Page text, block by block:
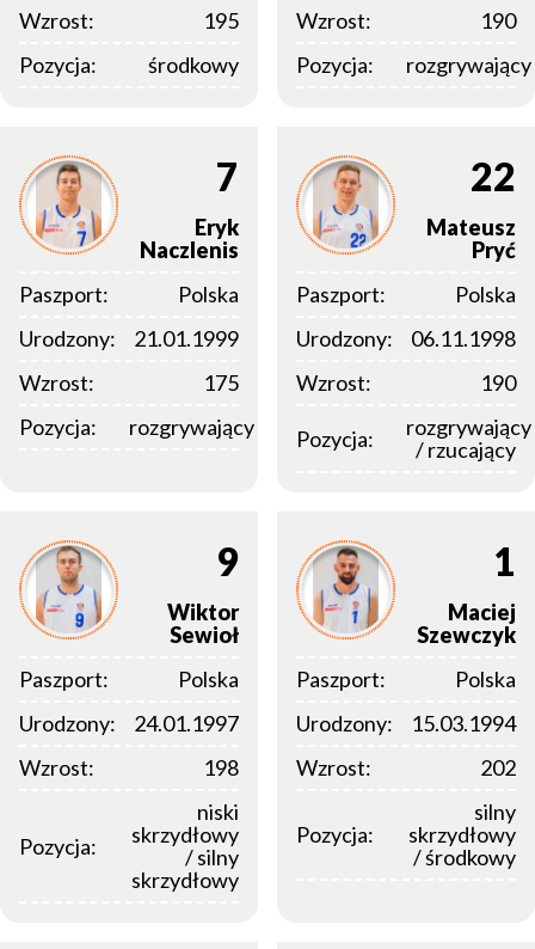
Wzrost:
195
Pozycja:
środkowy
Wzrost:
190
Pozycja:
rozgrywający
7
Eryk
Naczlenis
Paszport:
Polska
Urodzony:
21.01.1999
Wzrost:
175
Pozycja:
rozgrywający
22
Mateusz
Pryć
Paszport:
Polska
Urodzony:
06.11.1998
Wzrost:
190
Pozycja:
rozgrywający
/ rzucający
9
Wiktor
Sewioł
Paszport:
Polska
Urodzony:
24.01.1997
Wzrost:
198
Pozycja:
niski
skrzydłowy
/ silny
skrzydłowy
1
Maciej
Szewczyk
Paszport:
Polska
Urodzony:
15.03.1994
Wzrost:
202
Pozycja:
silny
skrzydłowy
/ środkowy